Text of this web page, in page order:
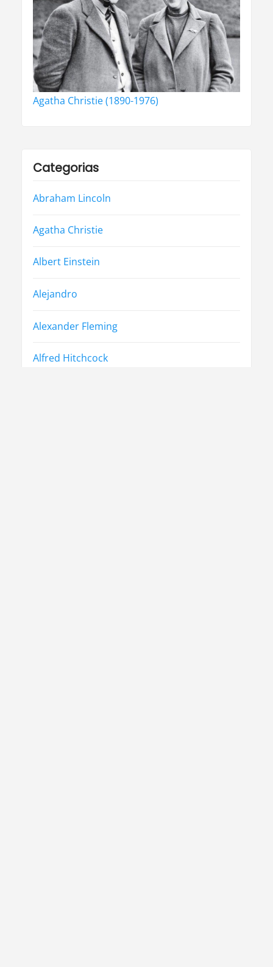
Agatha Christie (1890-1976)
Categorias
Abraham Lincoln
Agatha Christie
Albert Einstein
Alejandro
Alexander Fleming
Alfred Hitchcock